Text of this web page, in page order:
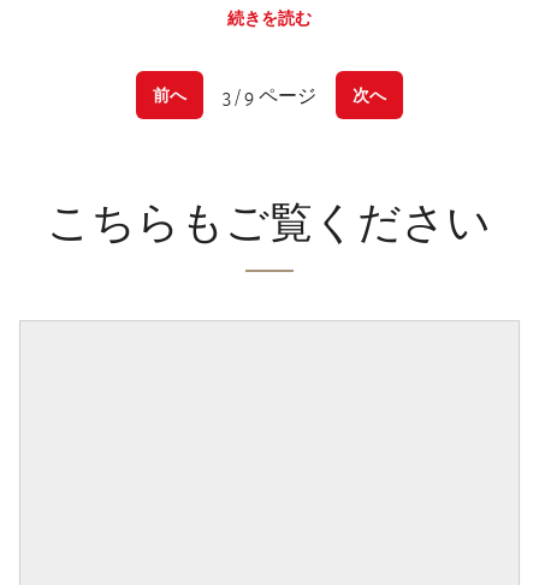
続きを読む
前へ 3 / 9 ページ 次へ
こちらもご覧ください